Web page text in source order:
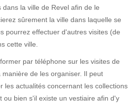
la ville de Revel afin de le
sûrement la ville dans laquelle se
pourrez effectuer d'autres visites (de
cette ville.
par téléphone sur les visites de
de les organiser. Il peut
les actualités concernant les collections
ou bien s'il existe un vestiaire afin d'y